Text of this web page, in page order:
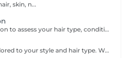
skin, n...
A personalized consultation to assess your hair type, condition, and goals helping us recommend the perfect treatments, color, or cut to suit your style and lifestyle.
A professional haircut tailored to your style and hair type. We begin with a short consultation to discuss your expectations, followed by a gentle wash while you relax lying comfortably in our Maletti chair, a precise cut, and a smooth blow-dry. We use Dyson Pro tools that protect your hair from excessive heat and deliver a sleek, polished finish. LaBiosthétique care and styling products provide holistic care for hair and scalp, combining scientific research with carefully selected natural ingredients. All brushes are sanitised with Sibel equipment, which effectively removes hair, product buildup, and impurities while reducing bacteria on the brush surface to maintain high hygiene standards for every client. For a more defined final look, styling can be added as an add-on. Simple, Moderate, Complex This grading reflects your hair's individual characteristics, such as texture, density, and length and is assessed by your hairdresser at the start of your visit. Not sure which to choose? We recommend booking Complex. The price will be adjusted after your consultation. Note: This is not related to the difficulty of haircuts or timing.